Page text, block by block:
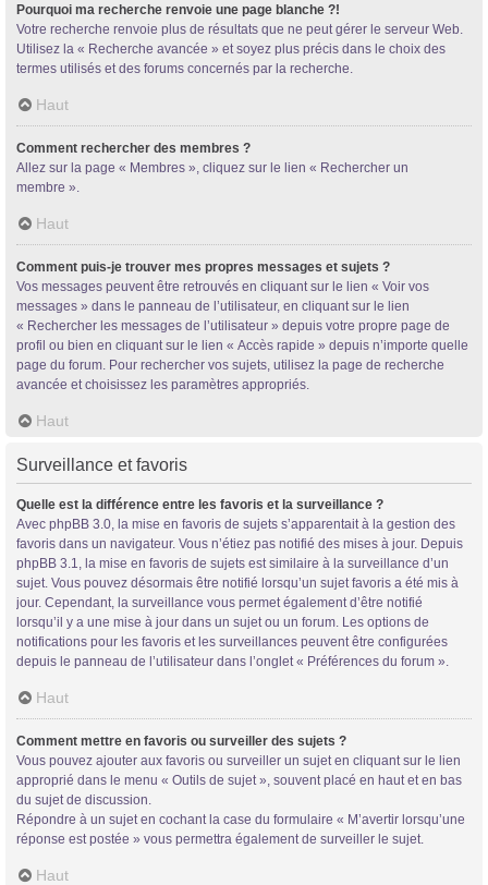
Pourquoi ma recherche renvoie une page blanche ?!
Votre recherche renvoie plus de résultats que ne peut gérer le serveur Web.
Utilisez la « Recherche avancée » et soyez plus précis dans le choix des
termes utilisés et des forums concernés par la recherche.
Haut
Comment rechercher des membres ?
Allez sur la page « Membres », cliquez sur le lien « Rechercher un
membre ».
Haut
Comment puis-je trouver mes propres messages et sujets ?
Vos messages peuvent être retrouvés en cliquant sur le lien « Voir vos
messages » dans le panneau de l’utilisateur, en cliquant sur le lien
« Rechercher les messages de l’utilisateur » depuis votre propre page de
profil ou bien en cliquant sur le lien « Accès rapide » depuis n’importe quelle
page du forum. Pour rechercher vos sujets, utilisez la page de recherche
avancée et choisissez les paramètres appropriés.
Haut
Surveillance et favoris
Quelle est la différence entre les favoris et la surveillance ?
Avec phpBB 3.0, la mise en favoris de sujets s’apparentait à la gestion des
favoris dans un navigateur. Vous n’étiez pas notifié des mises à jour. Depuis
phpBB 3.1, la mise en favoris de sujets est similaire à la surveillance d’un
sujet. Vous pouvez désormais être notifié lorsqu’un sujet favoris a été mis à
jour. Cependant, la surveillance vous permet également d’être notifié
lorsqu’il y a une mise à jour dans un sujet ou un forum. Les options de
notifications pour les favoris et les surveillances peuvent être configurées
depuis le panneau de l’utilisateur dans l’onglet « Préférences du forum ».
Haut
Comment mettre en favoris ou surveiller des sujets ?
Vous pouvez ajouter aux favoris ou surveiller un sujet en cliquant sur le lien
approprié dans le menu « Outils de sujet », souvent placé en haut et en bas
du sujet de discussion.
Répondre à un sujet en cochant la case du formulaire « M’avertir lorsqu’une
réponse est postée » vous permettra également de surveiller le sujet.
Haut